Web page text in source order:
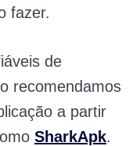
fazer.
de
recomendamos
a partir
SharkApk.